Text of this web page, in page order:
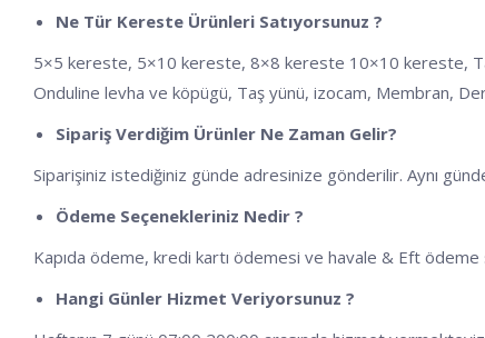
Ne Tür Kereste Ürünleri Satıyorsunuz ?
5×5 kereste, 5×10 kereste, 8×8 kereste 10×10 kereste,
Onduline levha ve köpügü, Taş yünü, izocam, Membran,
Sipariş Verdiğim Ürünler Ne Zaman Gelir?
Siparişiniz istediğiniz günde adresinize gönderilir. Aynı
Ödeme Seçenekleriniz Nedir ?
Kapıda ödeme, kredi kartı ödemesi ve havale & Eft
Hangi Günler Hizmet Veriyorsunuz ?